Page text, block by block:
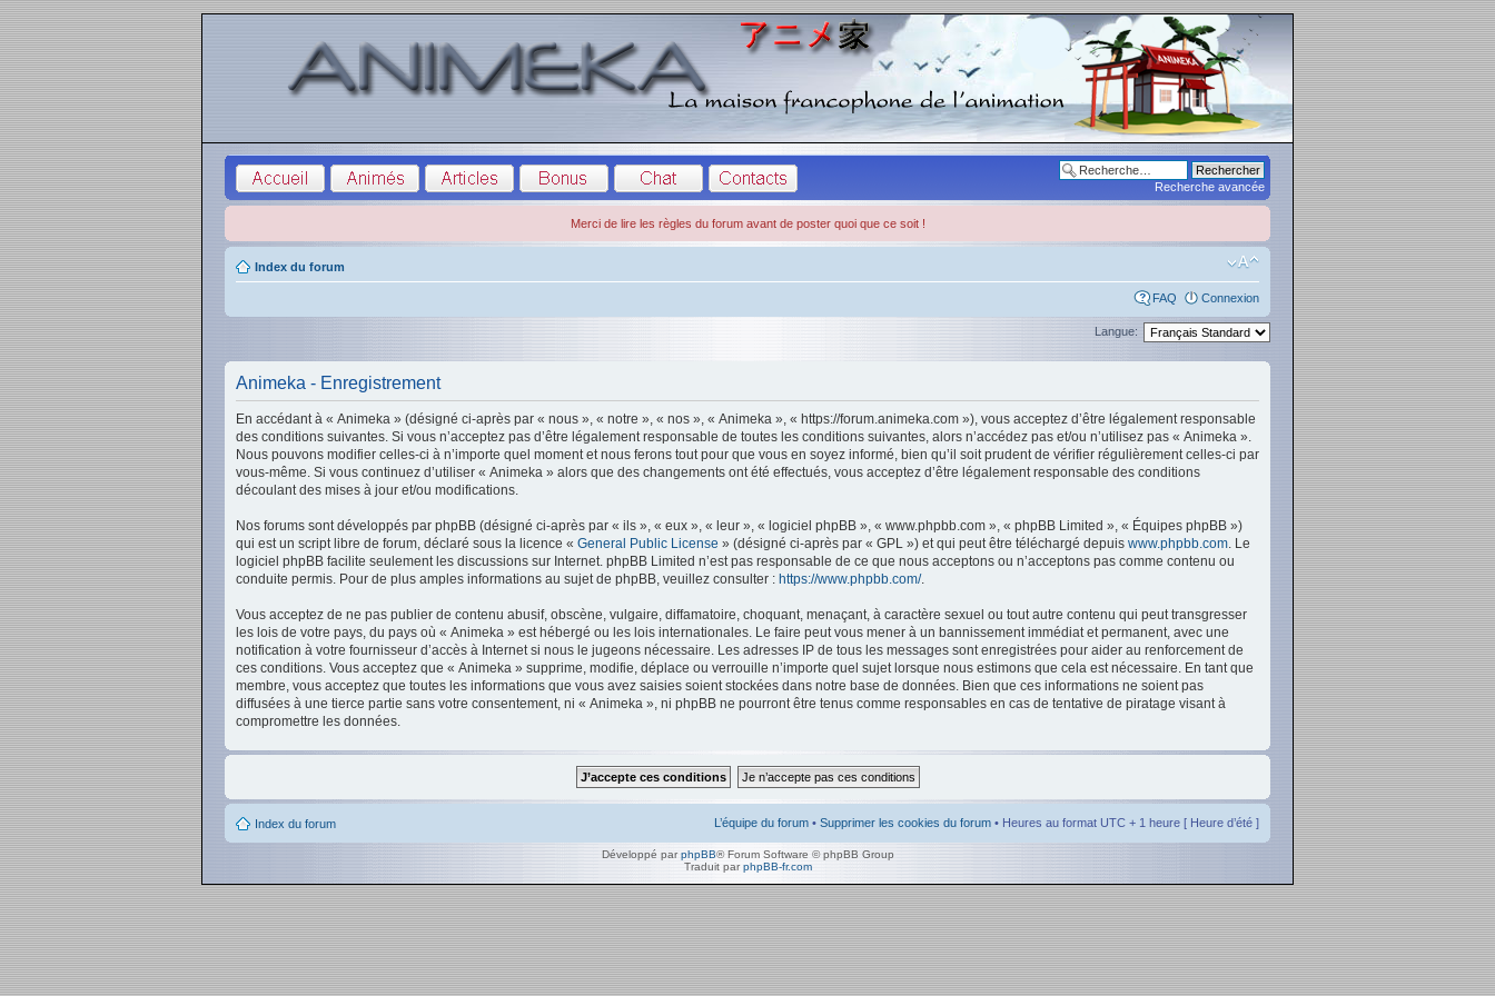
Recherche avancée
Merci de lire les règles du forum avant de poster quoi que ce soit !
Index du forum
FAQ Connexion
Langue:
Animeka - Enregistrement
En accédant à « Animeka » (désigné ci-après par « nous », « notre », « nos », « Animeka », « https://forum.animeka.com »), vous acceptez d’être légalement responsable
des conditions suivantes. Si vous n’acceptez pas d’être légalement responsable de toutes les conditions suivantes, alors n’accédez pas et/ou n’utilisez pas « Animeka ».
Nous pouvons modifier celles-ci à n’importe quel moment et nous ferons tout pour que vous en soyez informé, bien qu’il soit prudent de vérifier régulièrement celles-ci par
vous-même. Si vous continuez d’utiliser « Animeka » alors que des changements ont été effectués, vous acceptez d’être légalement responsable des conditions
découlant des mises à jour et/ou modifications.
Nos forums sont développés par phpBB (désigné ci-après par « ils », « eux », « leur », « logiciel phpBB », « www.phpbb.com », « phpBB Limited », « Équipes phpBB »)
qui est un script libre de forum, déclaré sous la licence « General Public License » (désigné ci-après par « GPL ») et qui peut être téléchargé depuis www.phpbb.com . Le
logiciel phpBB facilite seulement les discussions sur Internet. phpBB Limited n’est pas responsable de ce que nous acceptons ou n’acceptons pas comme contenu ou
conduite permis. Pour de plus amples informations au sujet de phpBB, veuillez consulter : https://www.phpbb.com/.
Vous acceptez de ne pas publier de contenu abusif, obscène, vulgaire, diffamatoire, choquant, menaçant, à caractère sexuel ou tout autre contenu qui peut transgresser
les lois de votre pays, du pays où « Animeka » est hébergé ou les lois internationales. Le faire peut vous mener à un bannissement immédiat et permanent, avec une
notification à votre fournisseur d’accès à Internet si nous le jugeons nécessaire. Les adresses IP de tous les messages sont enregistrées pour aider au renforcement de
ces conditions. Vous acceptez que « Animeka » supprime, modifie, déplace ou verrouille n’importe quel sujet lorsque nous estimons que cela est nécessaire. En tant que
membre, vous acceptez que toutes les informations que vous avez saisies soient stockées dans notre base de données. Bien que ces informations ne soient pas
diffusées à une tierce partie sans votre consentement, ni « Animeka », ni phpBB ne pourront être tenus comme responsables en cas de tentative de piratage visant à
compromettre les données.
Index du forum L’équipe du forum • Supprimer les cookies du forum • Heures au format UTC + 1 heure [ Heure d’été ]
Développé par phpBB® Forum Software © phpBB Group
Traduit parphpBB-fr.com